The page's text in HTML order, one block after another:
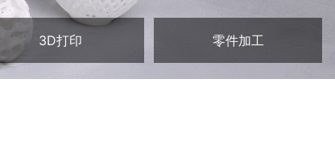
3D打印 零件加工